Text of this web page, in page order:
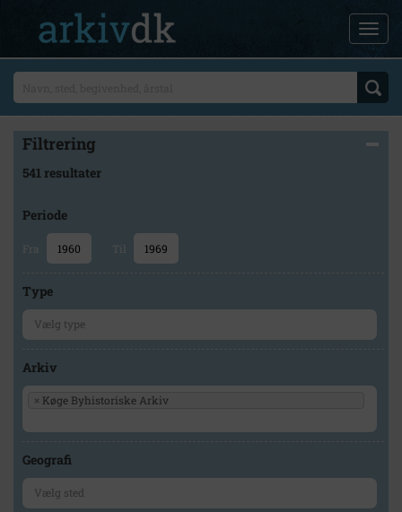
Filtrering
541 resultater
Periode
Fra Til
Type
Arkiv
× Køge Byhistoriske Arkiv
Geografi